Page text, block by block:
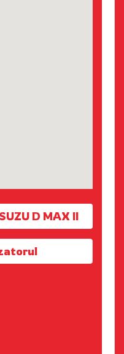
D MAX II